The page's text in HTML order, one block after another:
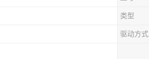
类型
驱动方式